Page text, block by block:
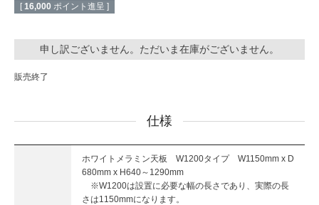
[ 16,000 ポイント進呈 ]
申し訳ございません。ただいま在庫がございません。
販売終了
仕様
ホワイトメラミン天板 W1200タイプ W1150mm x D
680mm x H640～1290mm
※W1200は設置に必要な幅の長さであり、実際の長
さは1150mmになります。